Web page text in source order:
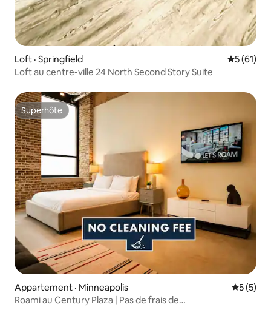
Loft · Springfield Note
5 (61)
Loft au centre-ville 24 North Second Story Suite
Superhôte
Superhôte
Appartement · Minneapolis Note
5 (5)
Roami au Century Plaza | Pas de frais de